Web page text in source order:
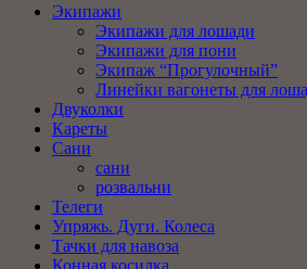
Экипажи
Экипажи для лошади
Экипажи для пони
Экипаж “Прогулочный”
Линейки вагонеты для
Двуколки
Кареты
Сани
сани
розвальни
Телеги
Упряжь. Дуги. Колеса
Тачки для навоза
Конная косилка